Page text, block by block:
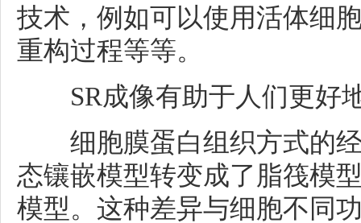
技术，例如可以使用活体细
重构过程等等。
SR成像有助于人们更好
细胞膜蛋白组织方式的经
态镶嵌模型转变成了脂筏模
模型。这种差异与细胞不同